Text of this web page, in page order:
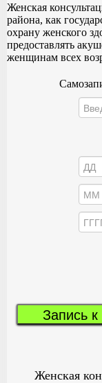
Женская
района, как
охрану женского
предоставлять
женщинам всех
Запись
Женская